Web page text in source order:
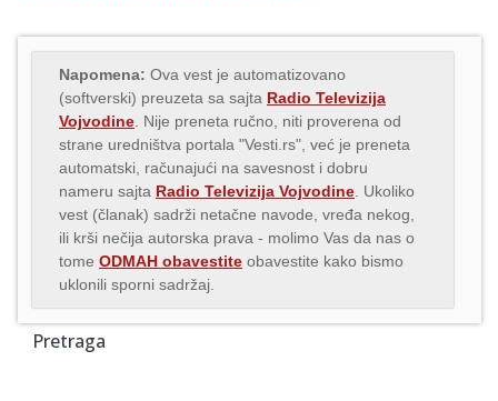
Napomena: Ova vest je automatizovano
(softverski) preuzeta sa sajta Radio Televizija
Vojvodine . Nije preneta ručno, niti proverena od
strane uredništva portala "Vesti.rs", već je preneta
automatski, računajući na savesnost i dobru
nameru sajta Radio Televizija Vojvodine . Ukoliko
vest (članak) sadrži netačne navode, vređa nekog,
ili krši nečija autorska prava - molimo Vas da nas o
tome ODMAH obavestite obavestite kako bismo
uklonili sporni sadržaj.
Pretraga